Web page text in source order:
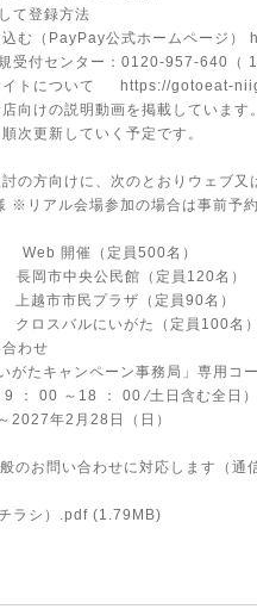
登録⽅法
PayPay公式ホームページ）
ンター：0120-957-640（
イトについて
https://gotoeat-
けの説明動画を掲載しています。
更新していく予定です。
方向けに、次のとおりウェブ⼜
アル会場参加の場合は事前予約
開催（定員500名）
市中央公⺠館（定員120名）
市市⺠プラザ（定員90名）
スバルにいがた（定員100名）
わせ
たキャンペーン事務局」専⽤コー
00 ～18 ： 00 ∕⼟⽇含む全⽇）
⽇（⽕）～
お問い合わせに対応します（通
ラシ）.pdf (1.79MB)